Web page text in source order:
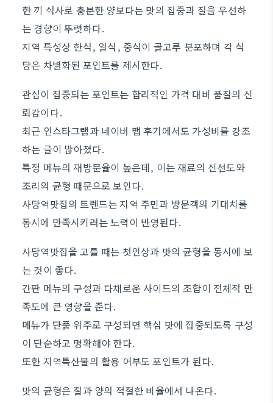
한 끼 식사로 충분한 양보다는 맛의 집중과 질을 우선하
는 경향이 뚜렷하다.
지역 특성상 한식, 일식, 중식이 골고루 분포하며 각 식
당은 차별화된 포인트를 제시한다.
관심이 집중되는 포인트는 합리적인 가격 대비 품질의 신
뢰감이다.
최근 인스타그램과 네이버 맵 후기에서도 가성비를 강조
하는 글이 많아졌다.
특정 메뉴의 재방문율이 높은데, 이는 재료의 신선도와
조리의 균형 때문으로 보인다.
사당역맛집의 트렌드는 지역 주민과 방문객의 기대치를
동시에 만족시키려는 노력이 반영된다.
사당역맛집을 고를 때는 첫인상과 맛의 균형을 동시에 보
는 것이 좋다.
간판 메뉴의 구성과 다채로운 사이드의 조합이 전체적 만
족도에 큰 영향을 준다.
메뉴가 단품 위주로 구성되면 핵심 맛에 집중되도록 구성
이 단순하고 명확해야 한다.
또한 지역특산물의 활용 여부도 포인트가 된다.
맛의 균형은 질과 양의 적절한 비율에서 나온다.